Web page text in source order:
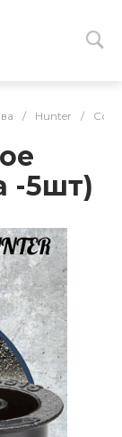
/ Hunter /
-5шт)